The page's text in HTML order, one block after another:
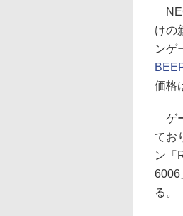
けの
ンゲ
価格
ゲ
てお
ン「
6006
る。